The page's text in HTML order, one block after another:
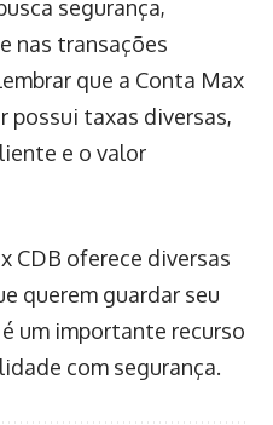
segurança,
nas transações
que a Conta Max
possui taxas diversas,
e o valor
CDB oferece diversas
querem guardar seu
um importante recurso
com segurança.